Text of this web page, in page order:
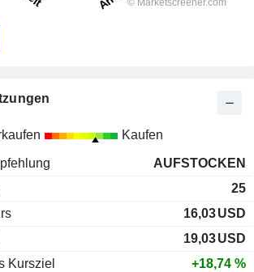
Kaufen
AUFSTOCKEN
25
16,03USD
19,03USD
Kursziel
+18,74 %